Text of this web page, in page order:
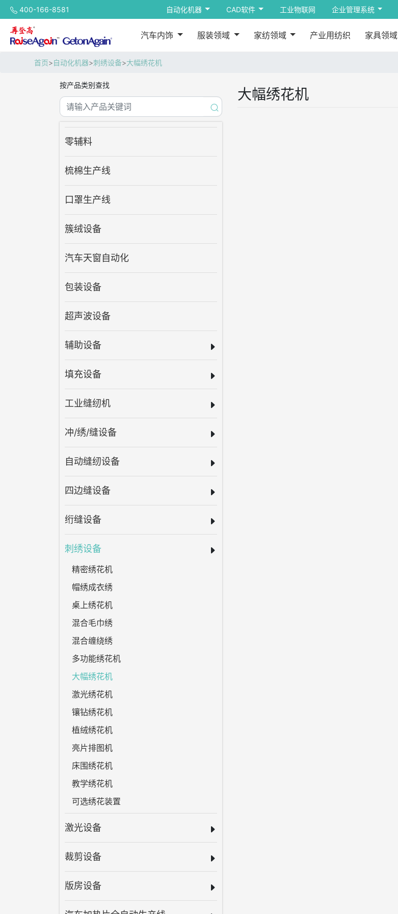
400-166-8581 自动化机器 CAD软件 工业物联网 企业管理系统
汽车内饰 服装领域 家纺领域 产业用纺织 家具领域
首页>自动化机器>刺绣设备>大幅绣花机
按产品类别查找
零辅料
梳棉生产线
口罩生产线
簇绒设备
汽车天窗自动化
包装设备
超声波设备
辅助设备
填充设备
工业缝纫机
冲/绣/缝设备
自动缝纫设备
四边缝设备
绗缝设备
刺绣设备
精密绣花机
帽绣成衣绣
桌上绣花机
混合毛巾绣
混合缠绕绣
多功能绣花机
大幅绣花机
激光绣花机
镶钻绣花机
植绒绣花机
亮片排图机
床围绣花机
教学绣花机
可选绣花装置
激光设备
裁剪设备
版房设备
大幅绣花机